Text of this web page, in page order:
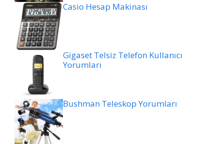
Casio Hesap Makinası
Gigaset Telsiz Telefon Kullanıcı
Yorumları
Bushman Teleskop Yorumları